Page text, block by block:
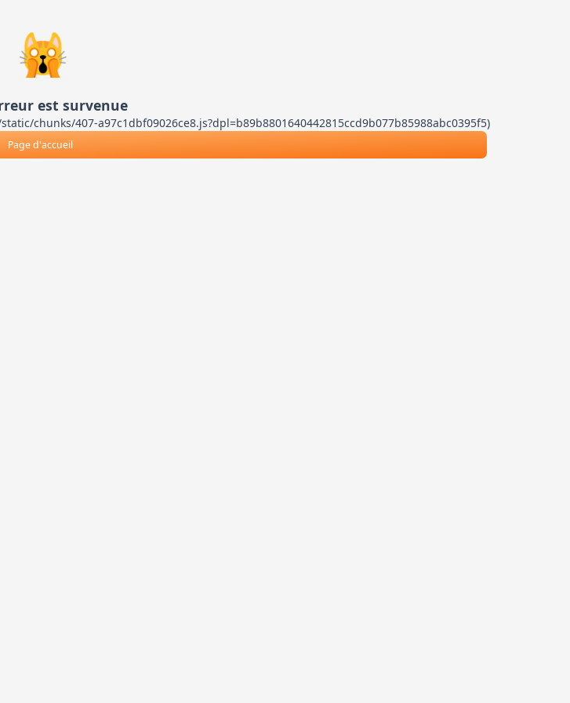
🙀
est survenue
chunks/407-a97c1dbf09026ce8.js?dpl=b89b8801640442815ccd9b077b85988abc0395f5)
Page d'accueil